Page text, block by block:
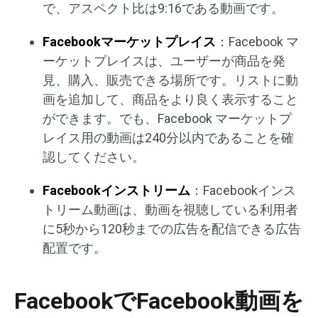
で、アスペクト比は9:16である動画です。
Facebookマーケットプレイス ：Facebook マ
ーケットプレイスは、ユーザーが商品を発
見、購入、販売できる場所です。リストに動
画を追加して、商品をより良く表示すること
ができます。でも、Facebook マーケットプ
レイス用の動画は240分以内であることを確
認してください。
Facebookインストリーム ：Facebookインス
トリーム動画は、動画を視聴している利用者
に5秒から120秒までの広告を配信できる広告
配置です。
FacebookでFacebook動画を